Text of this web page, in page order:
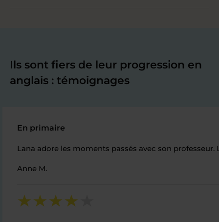
Ils sont fiers de leur progression en
anglais : témoignages
En primaire
Lana adore les moments passés avec son
Anne M.